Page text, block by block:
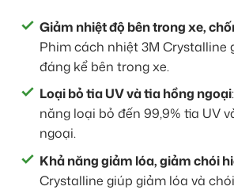
Giảm nhiệt độ bên trong xe,
Phim cách nhiệt 3M Crystalline
đáng kể bên trong xe.
Loại bỏ tia UV và tia hồng ngoại
năng loại bỏ đến 99,9% tia UV
ngoại.
Khả năng giảm lóa, giảm chói
Crystalline giúp giảm lóa và